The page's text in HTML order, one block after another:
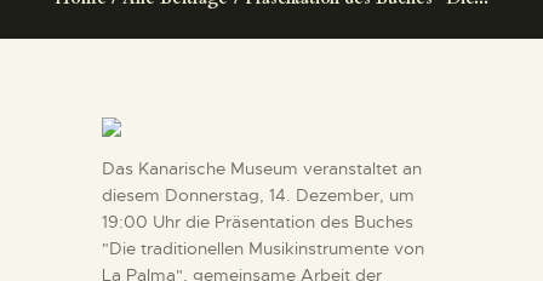
DEUTSCH
Das Kanarische Museum veranstaltet an
diesem Donnerstag, 14. Dezember, um
19:00 Uhr die Präsentation des Buches
"Die traditionellen Musikinstrumente von
La Palma", gemeinsame Arbeit der